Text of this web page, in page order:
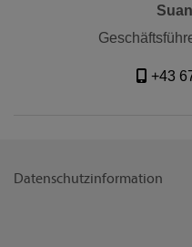
+43
Datenschutzinformation